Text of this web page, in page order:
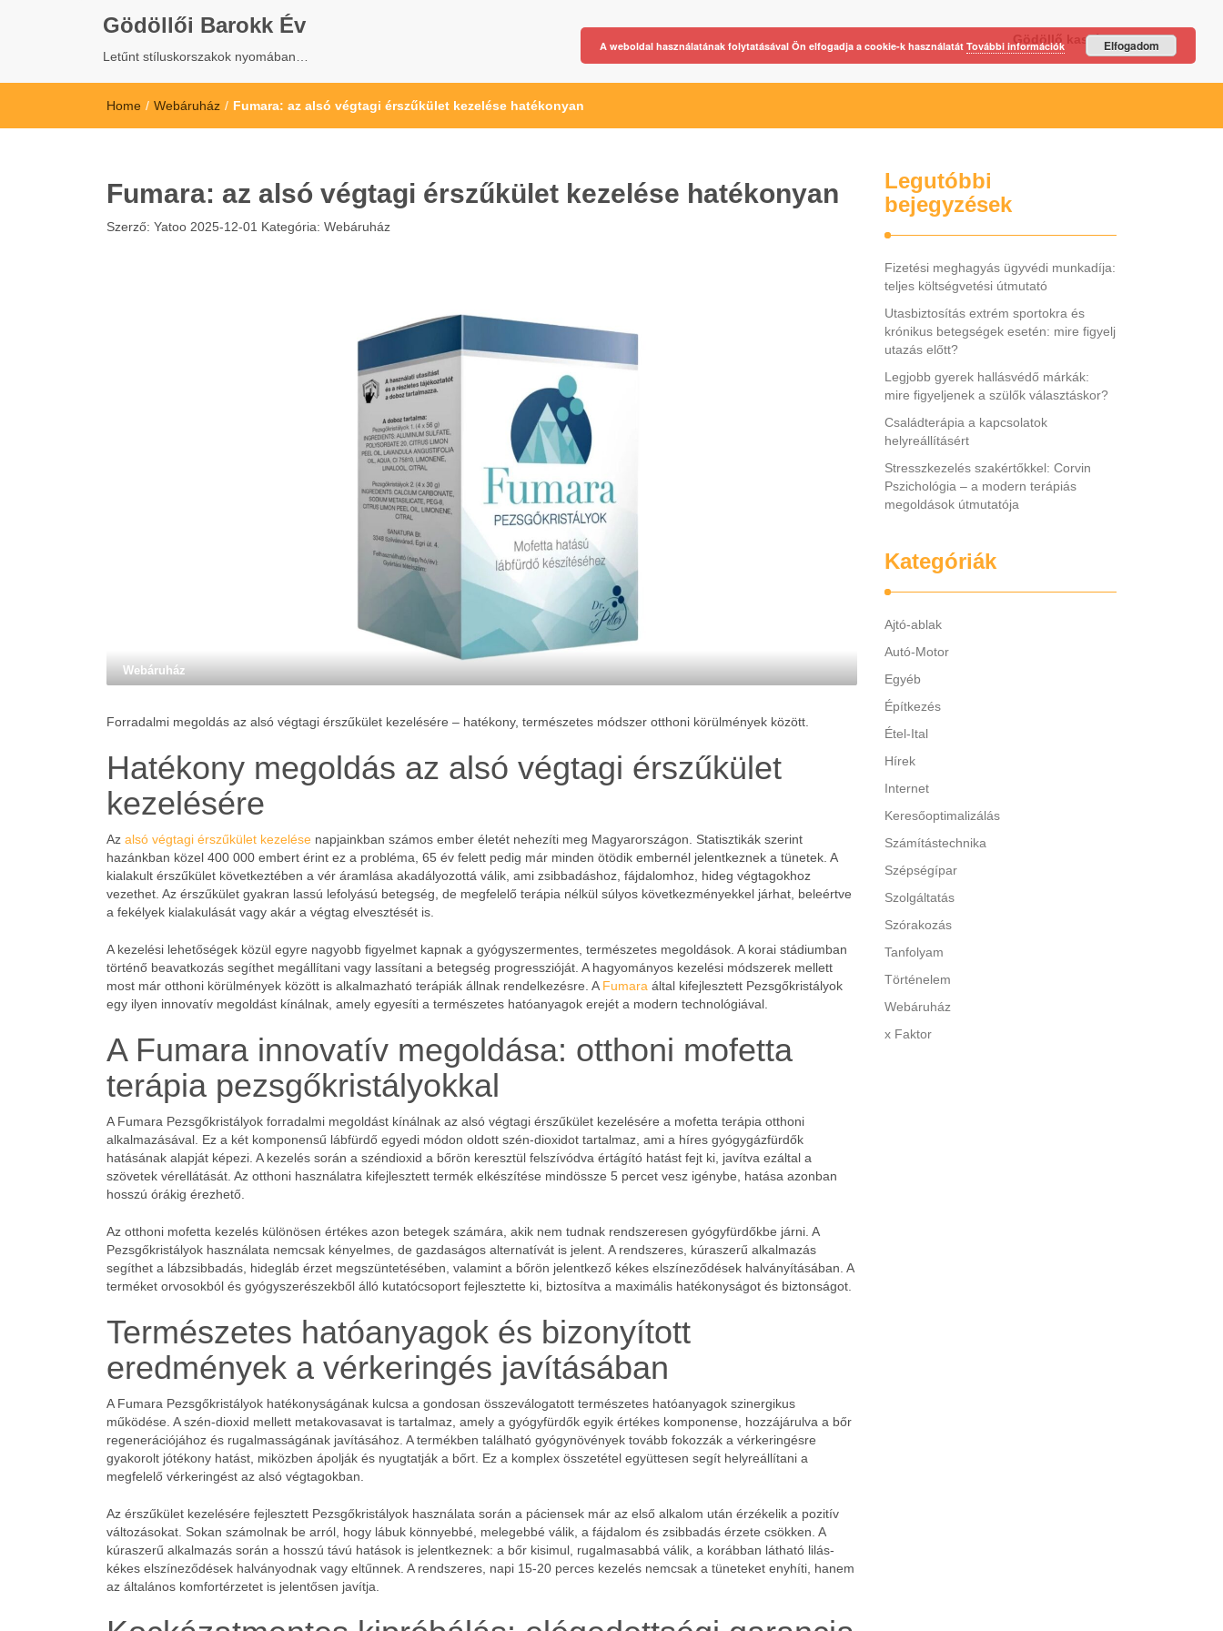
Gödöllői Barokk Év
Letűnt stíluskorszakok nyomában…
Gödöllő kastély
Home / Webáruház / Fumara: az alsó végtagi érszűkület kezelése hatékonyan
Fumara: az alsó végtagi érszűkület kezelése hatékonyan
Szerző: Yatoo 2025-12-01 Kategória: Webáruház
Webáruház
Forradalmi megoldás az alsó végtagi érszűkület kezelésére – hatékony, természetes módszer otthoni körülmények között.
Hatékony megoldás az alsó végtagi érszűkület
kezelésére
Az alsó végtagi érszűkület kezelése napjainkban számos ember életét nehezíti meg Magyarországon. Statisztikák szerint
hazánkban közel 400 000 embert érint ez a probléma, 65 év felett pedig már minden ötödik embernél jelentkeznek a tünetek. A
kialakult érszűkület következtében a vér áramlása akadályozottá válik, ami zsibbadáshoz, fájdalomhoz, hideg végtagokhoz
vezethet. Az érszűkület gyakran lassú lefolyású betegség, de megfelelő terápia nélkül súlyos következményekkel járhat, beleértve
a fekélyek kialakulását vagy akár a végtag elvesztését is.
A kezelési lehetőségek közül egyre nagyobb figyelmet kapnak a gyógyszermentes, természetes megoldások. A korai stádiumban
történő beavatkozás segíthet megállítani vagy lassítani a betegség progresszióját. A hagyományos kezelési módszerek mellett
most már otthoni körülmények között is alkalmazható terápiák állnak rendelkezésre. A Fumara által kifejlesztett Pezsgőkristályok
egy ilyen innovatív megoldást kínálnak, amely egyesíti a természetes hatóanyagok erejét a modern technológiával.
A Fumara innovatív megoldása: otthoni mofetta
terápia pezsgőkristályokkal
A Fumara Pezsgőkristályok forradalmi megoldást kínálnak az alsó végtagi érszűkület kezelésére a mofetta terápia otthoni
alkalmazásával. Ez a két komponensű lábfürdő egyedi módon oldott szén-dioxidot tartalmaz, ami a híres gyógygázfürdők
hatásának alapját képezi. A kezelés során a széndioxid a bőrön keresztül felszívódva értágító hatást fejt ki, javítva ezáltal a
szövetek vérellátását. Az otthoni használatra kifejlesztett termék elkészítése mindössze 5 percet vesz igénybe, hatása azonban
hosszú órákig érezhető.
Az otthoni mofetta kezelés különösen értékes azon betegek számára, akik nem tudnak rendszeresen gyógyfürdőkbe járni. A
Pezsgőkristályok használata nemcsak kényelmes, de gazdaságos alternatívát is jelent. A rendszeres, kúraszerű alkalmazás
segíthet a lábzsibbadás, hidegláb érzet megszüntetésében, valamint a bőrön jelentkező kékes elszíneződések halványításában. A
terméket orvosokból és gyógyszerészekből álló kutatócsoport fejlesztette ki, biztosítva a maximális hatékonyságot és biztonságot.
Természetes hatóanyagok és bizonyított
eredmények a vérkeringés javításában
A Fumara Pezsgőkristályok hatékonyságának kulcsa a gondosan összeválogatott természetes hatóanyagok szinergikus
működése. A szén-dioxid mellett metakovasavat is tartalmaz, amely a gyógyfürdők egyik értékes komponense, hozzájárulva a bőr
regenerációjához és rugalmasságának javításához. A termékben található gyógynövények tovább fokozzák a vérkeringésre
gyakorolt jótékony hatást, miközben ápolják és nyugtatják a bőrt. Ez a komplex összetétel együttesen segít helyreállítani a
megfelelő vérkeringést az alsó végtagokban.
Az érszűkület kezelésére fejlesztett Pezsgőkristályok használata során a páciensek már az első alkalom után érzékelik a pozitív
változásokat. Sokan számolnak be arról, hogy lábuk könnyebbé, melegebbé válik, a fájdalom és zsibbadás érzete csökken. A
kúraszerű alkalmazás során a hosszú távú hatások is jelentkeznek: a bőr kisimul, rugalmasabbá válik, a korábban látható lilás-
kékes elszíneződések halványodnak vagy eltűnnek. A rendszeres, napi 15-20 perces kezelés nemcsak a tüneteket enyhíti, hanem
az általános komfortérzetet is jelentősen javítja.
Legutóbbi
bejegyzések
Fizetési meghagyás ügyvédi munkadíja:
teljes költségvetési útmutató
Utasbiztosítás extrém sportokra és
krónikus betegségek esetén: mire figyelj
utazás előtt?
Legjobb gyerek hallásvédő márkák:
mire figyeljenek a szülők választáskor?
Családterápia a kapcsolatok
helyreállításért
Stresszkezelés szakértőkkel: Corvin
Pszichológia – a modern terápiás
megoldások útmutatója
Kategóriák
Ajtó-ablak
Autó-Motor
Egyéb
Építkezés
Étel-Ital
Hírek
Internet
Keresőoptimalizálás
Számítástechnika
Szépségípar
Szolgáltatás
Szórakozás
Tanfolyam
Történelem
Webáruház
x Faktor
A weboldal használatának folytatásával Ön elfogadja a cookie-k használatát További információk Elfogadom